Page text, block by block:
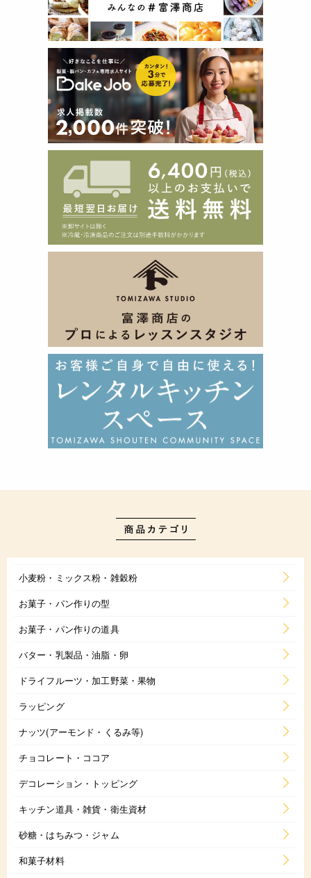
小麦粉・ミックス粉・雑穀粉
お菓子・パン作りの型
お菓子・パン作りの道具
バター・乳製品・油脂・卵
ドライフルーツ・加工野菜・果物
ラッピング
ナッツ(アーモンド・くるみ等)
チョコレート・ココア
デコレーション・トッピング
キッチン道具・雑貨・衛生資材
砂糖・はちみつ・ジャム
和菓子材料